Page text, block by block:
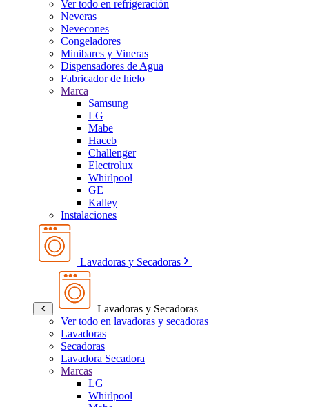
Ver todo en refrigeración
Neveras
Nevecones
Congeladores
Minibares y Vineras
Dispensadores de Agua
Fabricador de hielo
Marca
Samsung
LG
Mabe
Haceb
Challenger
Electrolux
Whirlpool
GE
Kalley
Instalaciones
Lavadoras y Secadoras
Lavadoras y Secadoras
Ver todo en lavadoras y secadoras
Lavadoras
Secadoras
Lavadora Secadora
Marcas
LG
Whirlpool